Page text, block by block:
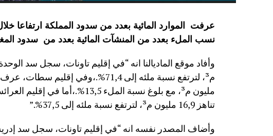
نسب الملء بعدد من المنشآت المائية بعدد من سدود
مليون م³، مع بلوغ نسبة الملء
تناهز 16,9 مليون م³، لترتفع نسبة ملئه إلى 37,5%.”